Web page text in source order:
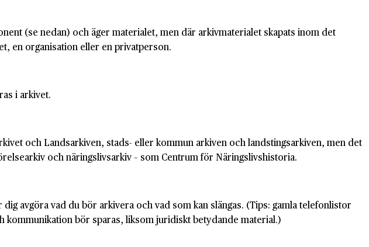
(se nedan) och äger materialet, men där arkivmaterialet skapats inom det
en organisation eller en privatperson.
i arkivet.
och Landsarkiven, stads- eller kommun arkiven och landstingsarkiven, men det
och näringslivsarkiv – som Centrum för Näringslivshistoria.
avgöra vad du bör arkivera och vad som kan slängas. (Tips: gamla telefonlistor
kommunikation bör sparas, liksom juridiskt betydande material.)